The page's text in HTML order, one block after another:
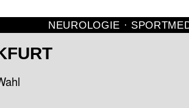
NEUROLOGIE ·